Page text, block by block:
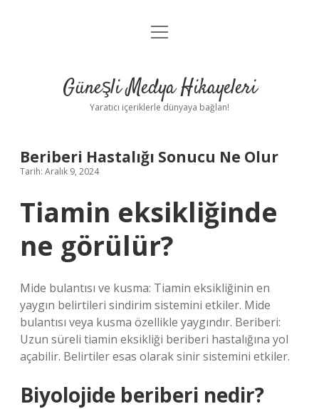
Anasayfa
Yasal Uyarı
menüyü
Güneşli Medya Hikayeleri
Yaratıcı içeriklerle dünyaya bağlan!
Beriberi Hastalığı Sonucu Ne Olur
Tarih: Aralık 9, 2024
Tiamin eksikliğinde
ne görülür?
Mide bulantısı ve kusma: Tiamin eksikliğinin en
yaygın belirtileri sindirim sistemini etkiler. Mide
bulantısı veya kusma özellikle yaygındır. Beriberi:
Uzun süreli tiamin eksikliği beriberi hastalığına yol
açabilir. Belirtiler esas olarak sinir sistemini etkiler.
Biyolojide beriberi nedir?